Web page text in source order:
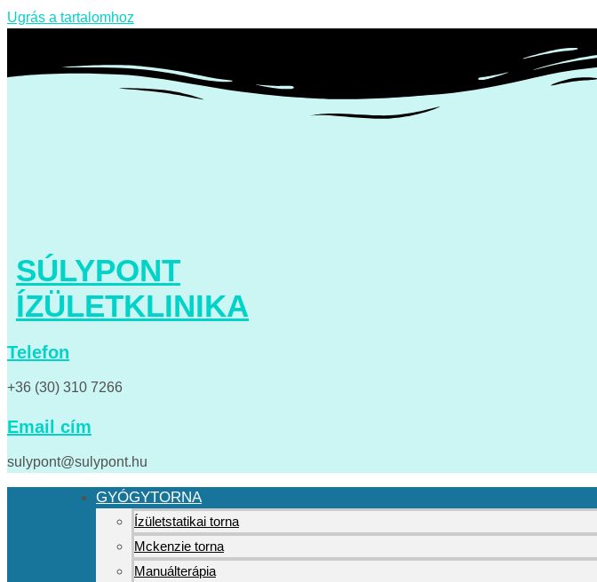
Ugrás a tartalomhoz
SÚLYPONT
ÍZÜLETKLINIKA
Telefon
+36 (30) 310 7266
Email cím
sulypont@sulypont.hu
GYÓGYTORNA
Ízületstatikai torna
Mckenzie torna
Manuálterápia